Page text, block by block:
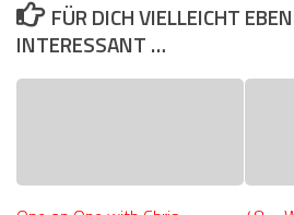
FÜR DICH VIELLEICHT
INTERESSANT …